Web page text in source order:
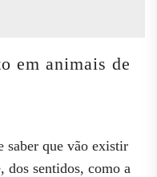
em animais de
saber que vão existir
dos sentidos, como a